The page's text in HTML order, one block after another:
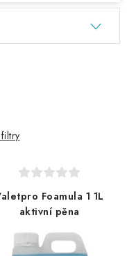
Foamula 1 1L
aktivní pěna